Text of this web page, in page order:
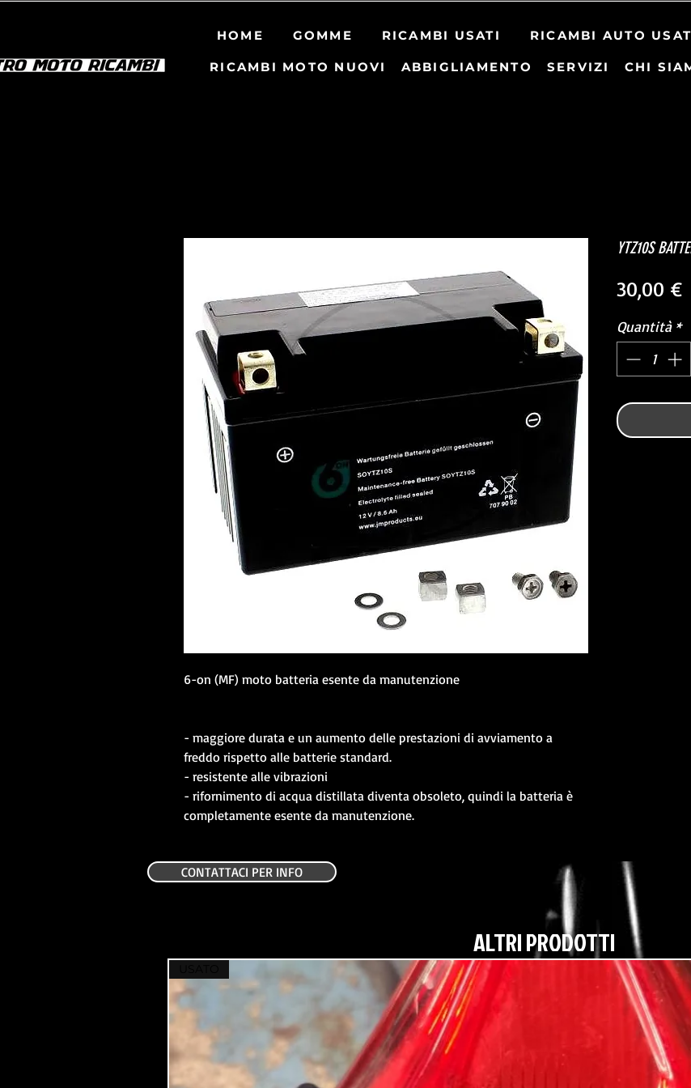
HOME GOMME RICAMBI USATI RICAMBI AUTO
RICAMBI MOTO NUOVI ABBIGLIAMENTO SERVIZI CHI
6-on (MF) moto batteria esente da manutenzione
- maggiore durata e un aumento delle prestazioni di avviamento a
freddo rispetto alle batterie standard.
- resistente alle vibrazioni
- rifornimento di acqua distillata diventa obsoleto, quindi la batteria è
completamente esente da manutenzione.
YTZ10S
30,00 €
Quantità *
CONTATTACI PER INFO
ALTRI PRODOTTI